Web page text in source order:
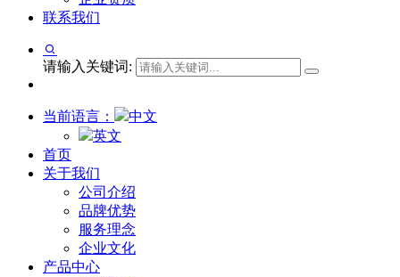
联系我们
请输入关键词:
当前语言：
中文
英文
首页
关于我们
公司介绍
品牌优势
服务理念
企业文化
产品中心